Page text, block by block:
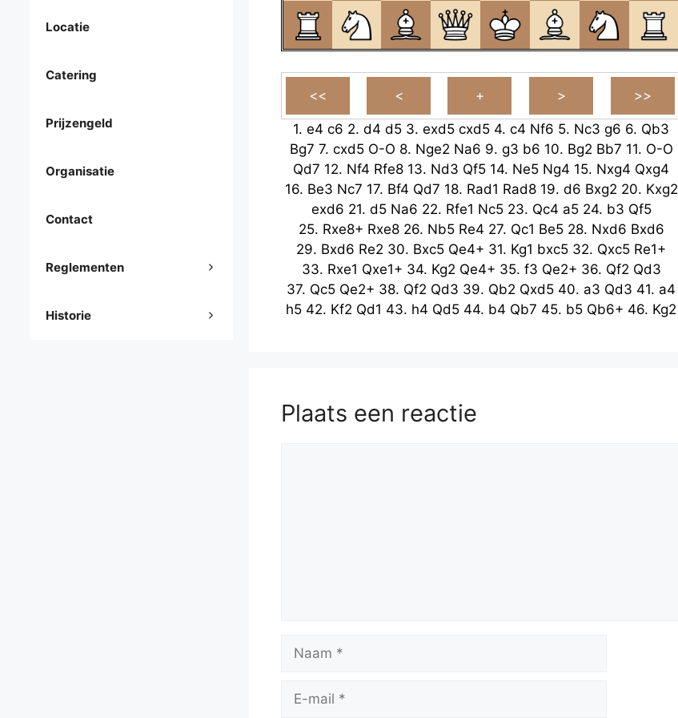
1. e4 c6 2. d4 d5 3. exd5 cxd5 4. c4 Nf6 5. Nc3 g6 6. Qb3
Bg7 7. cxd5 O-O 8. Nge2 Na6 9. g3 b6 10. Bg2 Bb7 11. O-O
Qd7 12. Nf4 Rfe8 13. Nd3 Qf5 14. Ne5 Ng4 15. Nxg4 Qxg4
16. Be3 Nc7 17. Bf4 Qd7 18. Rad1 Rad8 19. d6 Bxg2 20. Kxg2
exd6 21. d5 Na6 22. Rfe1 Nc5 23. Qc4 a5 24. b3 Qf5
25. Rxe8+ Rxe8 26. Nb5 Re4 27. Qc1 Be5 28. Nxd6 Bxd6
29. Bxd6 Re2 30. Bxc5 Qe4+ 31. Kg1 bxc5 32. Qxc5 Re1+
33. Rxe1 Qxe1+ 34. Kg2 Qe4+ 35. f3 Qe2+ 36. Qf2 Qd3
37. Qc5 Qe2+ 38. Qf2 Qd3 39. Qb2 Qxd5 40. a3 Qd3 41. a4
h5 42. Kf2 Qd1 43. h4 Qd5 44. b4 Qb7 45. b5 Qb6+ 46. Kg2
Plaats een reactie
mail
Locatie
Catering
Prijzengeld
Organisatie
Contact
Reglementen
Historie